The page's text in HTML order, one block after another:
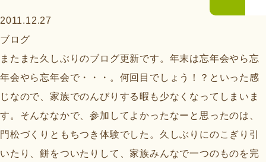
2011.12.27
ブログ
またまた久しぶりのブログ更新です。年末は忘年会やら忘
年会やら忘年会で・・・。何回目でしょう！？といった感
じなので、家族でのんびりする暇も少なくなってしまいま
す。そんななかで、参加してよかったなーと思ったのは、
門松づくりともちつき体験でした。久しぶりにのこぎり引
いたり、餅をついたりして、家族みんなで一つのものを完